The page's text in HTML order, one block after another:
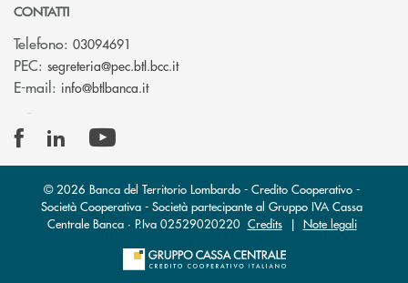
CONTATTI
Telefono: 03094691
PEC: segreteria@pec.btl.bcc.it(si apre l’app di posta elettronica)
E-mail: info@btlbanca.it(si apre l’app di posta elettronica)
© 2026 Banca del Territorio Lombardo - Credito Cooperativo -
Società Cooperativa - Società partecipante al Gruppo IVA Cassa
Centrale Banca · P.Iva 02529020220 Credits| Note legali